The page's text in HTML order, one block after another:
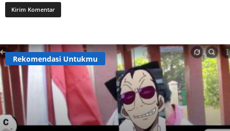
Rekomendasi Untukmu